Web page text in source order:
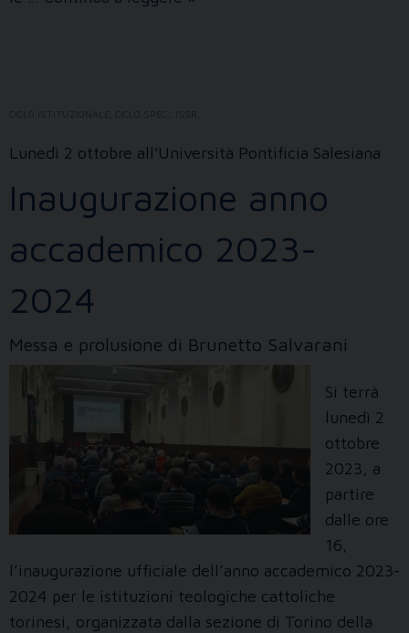
CICLO ISTITUZIONALE
Lunedì 2 ottobre all'Università Pontificia Salesiana
Inaugurazione anno
accademico 2023-
2024
Messa e prolusione di Brunetto Salvarani
Si terrà
lunedì 2
ottobre
2023, a
partire
dalle ore
16,
l’inaugurazione ufficiale dell’anno accademico 2023-
2024 per le istituzioni teologiche cattoliche
torinesi, organizzata dalla sezione di Torino della